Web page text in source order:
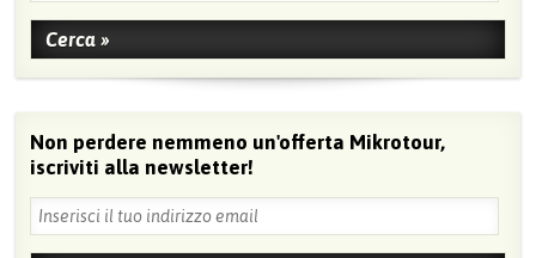
Non perdere nemmeno un'offerta Mikrotour,
iscriviti alla newsletter!